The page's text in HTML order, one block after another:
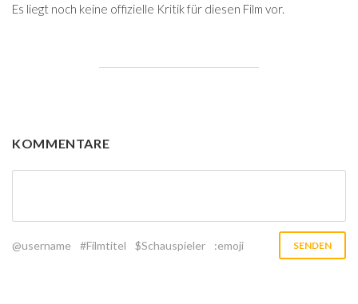
Es liegt noch keine offizielle Kritik für diesen Film vor.
KOMMENTARE
@username #Filmtitel $Schauspieler :emoji